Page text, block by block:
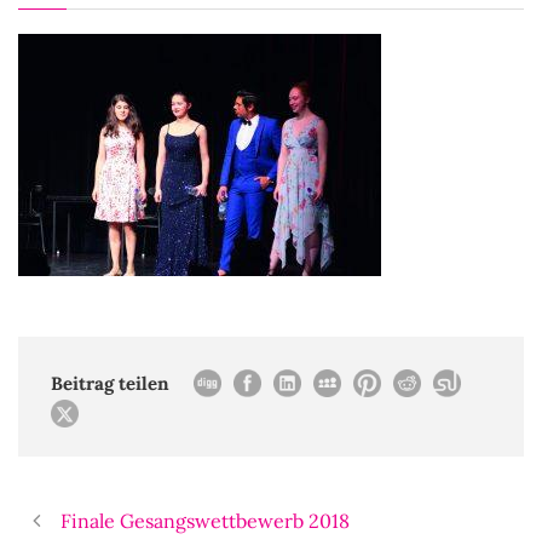
Beitrag teilen
Finale Gesangswettbewerb 2018